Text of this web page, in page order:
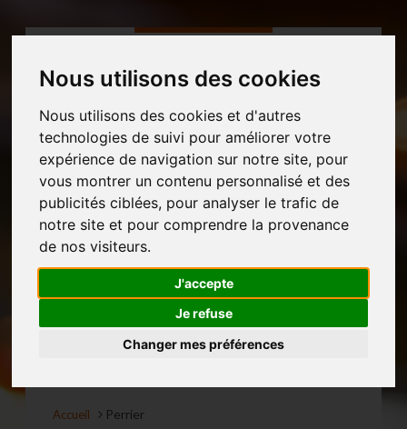
Nous utilisons des cookies
Nous utilisons des cookies et d'autres
technologies de suivi pour améliorer votre
expérience de navigation sur notre site, pour
vous montrer un contenu personnalisé et des
publicités ciblées, pour analyser le trafic de
notre site et pour comprendre la provenance
de nos visiteurs.
J'accepte
Je refuse
Changer mes préférences
MENU
Accueil Perrier